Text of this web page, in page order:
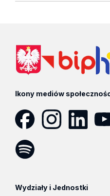
Ikony mediów
Wydziały i Jednostki